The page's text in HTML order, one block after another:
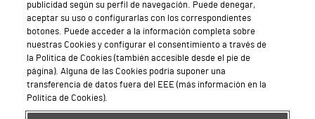
Trabajar en Vithas
Teléfono Cita Médica
Teléfono Atención al Cliente
Política de seguridad y salud en el trabajo
publicidad según su perfil de navegación. Puede denegar,
aceptar su uso o configurarlas con los correspondientes
botones. Puede acceder a la información completa sobre
nuestras Cookies y configurar el consentimiento a través de
la Política de Cookies (también accesible desde el pie de
página). Alguna de las Cookies podría suponer una
transferencia de datos fuera del EEE (más información en la
Política de Cookies).